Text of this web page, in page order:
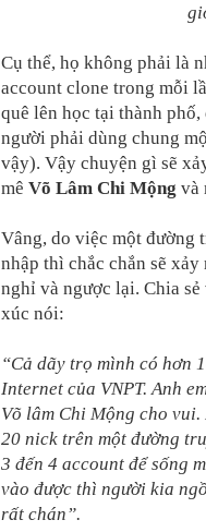
Cụ thể, họ không phải là
account clone trong mỗi
quê lên học tại thành
người phải dùng chung
vậy). Vậy chuyện gì sẽ
mê Võ Lâm Chi Mộng và
Vâng, do việc một đường
nhập thì chắc chắn sẽ
nghỉ và ngược lại. Chia sẻ
xúc nói:
“Cả dãy trọ mình có hơn
Internet của VNPT. Anh
Võ lâm Chi Mộng cho
20 nick trên một đường
3 đến 4 account để sống
vào được thì người kia
rất chán”.